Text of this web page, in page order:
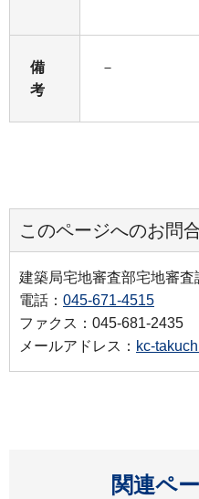
備
考
－
このページへのお問
建築局宅地審査部宅地審査
電話： 045-671-4515
ファクス：045-681-2435
メールアドレス： kc-
関連ペ